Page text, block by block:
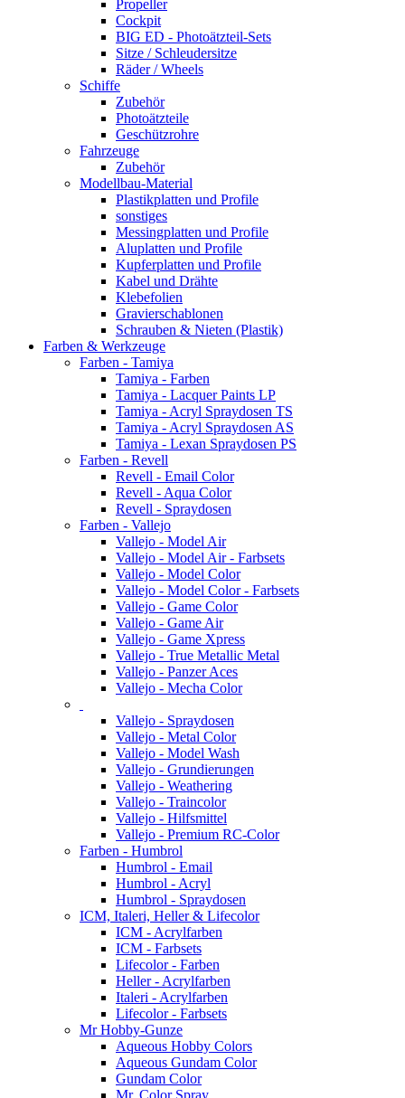
Propeller
Cockpit
BIG ED - Photoätzteil-Sets
Sitze / Schleudersitze
Räder / Wheels
Schiffe
Zubehör
Photoätzteile
Geschützrohre
Fahrzeuge
Zubehör
Modellbau-Material
Plastikplatten und Profile
sonstiges
Messingplatten und Profile
Aluplatten und Profile
Kupferplatten und Profile
Kabel und Drähte
Klebefolien
Gravierschablonen
Schrauben & Nieten (Plastik)
Farben & Werkzeuge
Farben - Tamiya
Tamiya - Farben
Tamiya - Lacquer Paints LP
Tamiya - Acryl Spraydosen TS
Tamiya - Acryl Spraydosen AS
Tamiya - Lexan Spraydosen PS
Farben - Revell
Revell - Email Color
Revell - Aqua Color
Revell - Spraydosen
Farben - Vallejo
Vallejo - Model Air
Vallejo - Model Air - Farbsets
Vallejo - Model Color
Vallejo - Model Color - Farbsets
Vallejo - Game Color
Vallejo - Game Air
Vallejo - Game Xpress
Vallejo - True Metallic Metal
Vallejo - Panzer Aces
Vallejo - Mecha Color
Vallejo - Spraydosen
Vallejo - Metal Color
Vallejo - Model Wash
Vallejo - Grundierungen
Vallejo - Weathering
Vallejo - Traincolor
Vallejo - Hilfsmittel
Vallejo - Premium RC-Color
Farben - Humbrol
Humbrol - Email
Humbrol - Acryl
Humbrol - Spraydosen
ICM, Italeri, Heller & Lifecolor
ICM - Acrylfarben
ICM - Farbsets
Lifecolor - Farben
Heller - Acrylfarben
Italeri - Acrylfarben
Lifecolor - Farbsets
Mr Hobby-Gunze
Aqueous Hobby Colors
Aqueous Gundam Color
Gundam Color
Mr. Color Spray